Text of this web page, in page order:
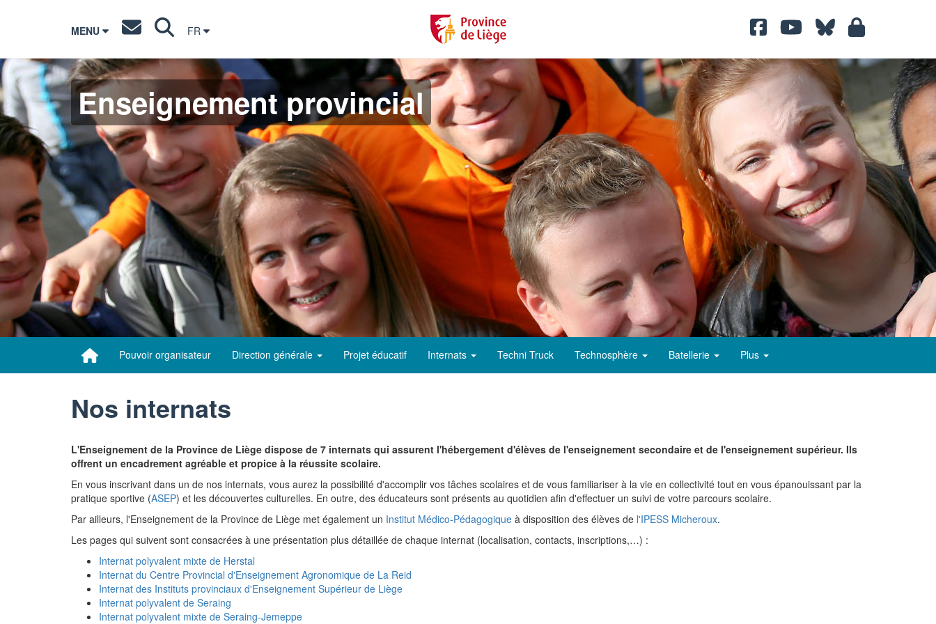
MENU FR
Enseignement provincial
Pouvoir organisateur Direction générale Projet éducatif Internats Techni Truck Technosphère Batellerie Plus
Nos internats
L'Enseignement de la Province de Liège dispose de 7 internats qui assurent l'hébergement d'élèves de l'enseignement secondaire et de l'enseignement supérieur. Ils
offrent un encadrement agréable et propice à la réussite scolaire.
En vous inscrivant dans un de nos internats, vous aurez la possibilité d'accomplir vos tâches scolaires et de vous familiariser à la vie en collectivité tout en vous épanouissant par la
pratique sportive (ASEP) et les découvertes culturelles. En outre, des éducateurs sont présents au quotidien afin d'effectuer un suivi de votre parcours scolaire.
Par ailleurs, l'Enseignement de la Province de Liège met également un Institut Médico-Pédagogique à disposition des élèves de l'IPESS Micheroux.
Les pages qui suivent sont consacrées à une présentation plus détaillée de chaque internat (localisation, contacts, inscriptions,…) :
Internat polyvalent mixte de Herstal
Internat du Centre Provincial d'Enseignement Agronomique de La Reid
Internat des Instituts provinciaux d'Enseignement Supérieur de Liège
Internat polyvalent de Seraing
Internat polyvalent mixte de Seraing-Jemeppe